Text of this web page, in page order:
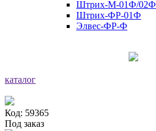
Штрих-М-01Ф/02Ф
Штрих-ФР-01Ф
Элвес-ФР-Ф
каталог
Код: 59365
Под заказ